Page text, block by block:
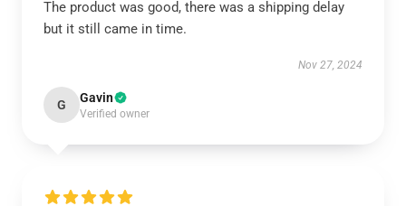
The product was good, there was a shipping delay
but it still came in time.
Nov 27, 2024
G Gavin
Verified owner